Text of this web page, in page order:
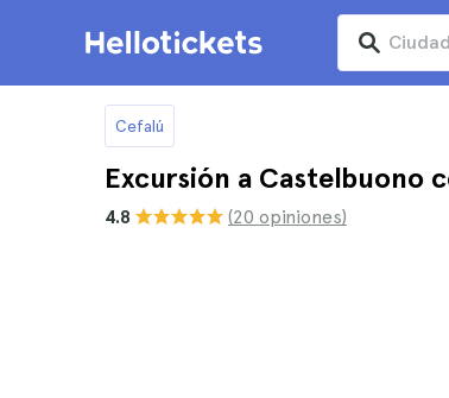
Cefalú
Excursión a Castelbuono
4.8 (20 opiniones)